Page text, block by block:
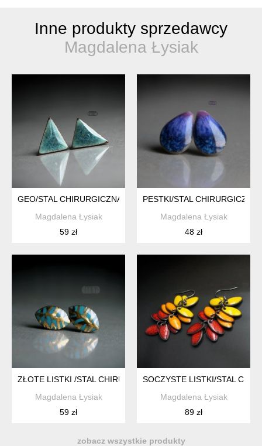
Inne produkty sprzedawcy
Magdalena Łysiak
GEO/STAL CHIRURGICZNA/
Magdalena Łysiak
59 zł
PESTKI/STAL CHIRURGICZNA/
Magdalena Łysiak
48 zł
ZŁOTE LISTKI /STAL CHIRURGICZNA/
Magdalena Łysiak
59 zł
SOCZYSTE LISTKI/STAL
Magdalena Łysiak
89 zł
zobacz wszystkie produkty